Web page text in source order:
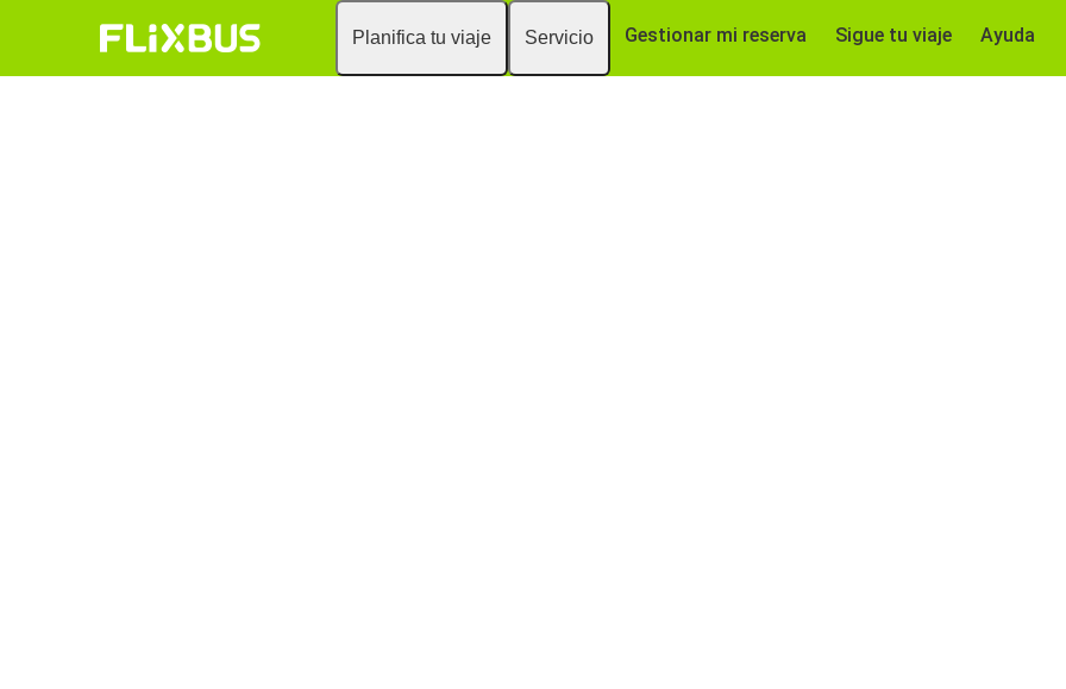
Planifica tu viaje Servicio Gestionar mi reserva Sigue tu viaje Ayuda